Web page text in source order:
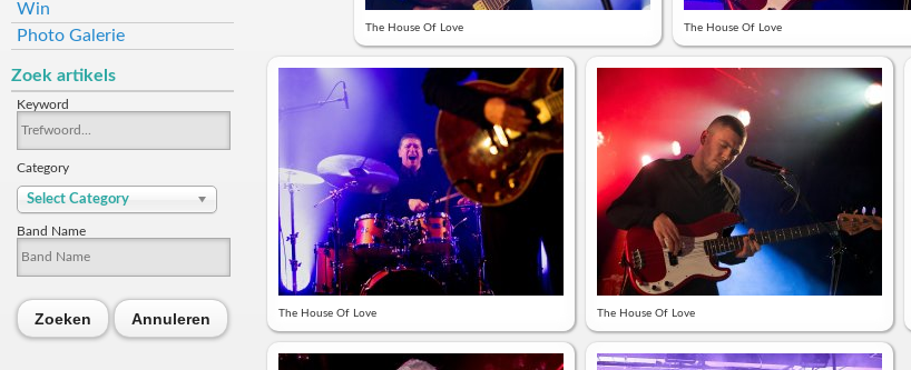
Win
Photo Galerie
Zoek artikels
Keyword
Category
Select Category
Band Name
Zoeken Annuleren
The House Of Love The House Of Love
The House Of Love The House Of Love